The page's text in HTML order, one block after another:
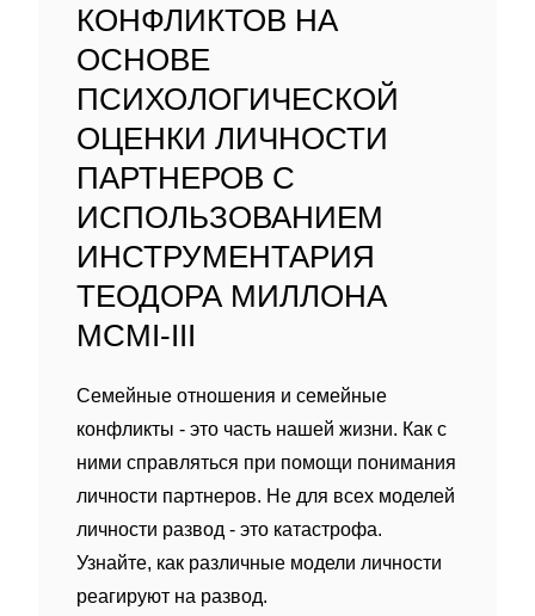
КОНФЛИКТОВ НА
ОСНОВЕ
ПСИХОЛОГИЧЕСКОЙ
ОЦЕНКИ ЛИЧНОСТИ
ПАРТНЕРОВ С
ИСПОЛЬЗОВАНИЕМ
ИНСТРУМЕНТАРИЯ
ТЕОДОРА МИЛЛОНА
MCMI-III
Семейные отношения и семейные
конфликты - это часть нашей жизни. Как с
ними справляться при помощи понимания
личности партнеров. Не для всех моделей
личности развод - это катастрофа.
Узнайте, как различные модели личности
реагируют на развод.